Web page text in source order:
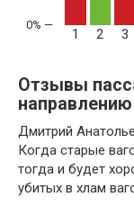
1 2 3
Отзывы
направлению
Дмитрий
Когда старые
тогда и будет
убитых в хлам